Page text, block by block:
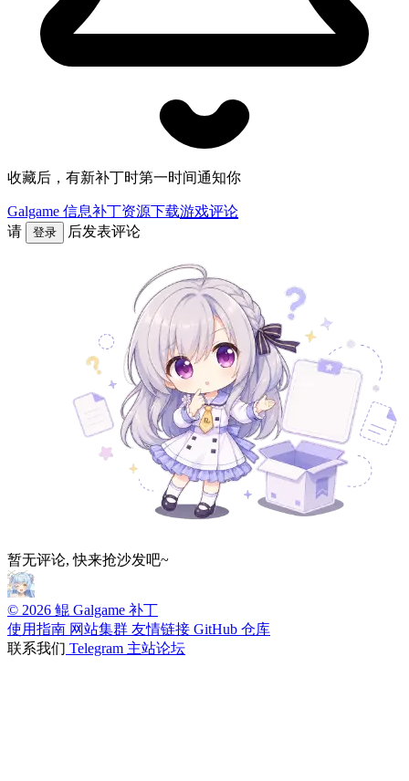
收藏后，有新补丁时第一时间通知你
Galgame 信息补丁资源下载游戏评论
请
登录 后发表评论
暂无评论, 快来抢沙发吧~
© 2026 鲲 Galgame 补丁
使用指南 网站集群 友情链接 GitHub 仓库
联系我们 Telegram 主站论坛